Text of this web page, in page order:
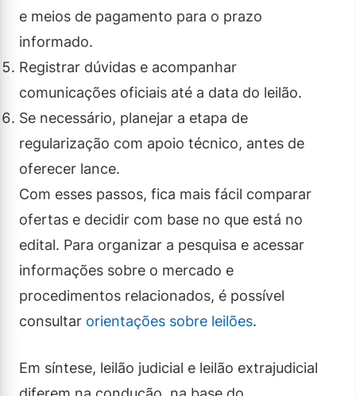
e meios de pagamento para o prazo
informado.
Registrar dúvidas e acompanhar
comunicações oficiais até a data do leilão.
Se necessário, planejar a etapa de
regularização com apoio técnico, antes de
oferecer lance.
Com esses passos, fica mais fácil comparar
ofertas e decidir com base no que está no
edital. Para organizar a pesquisa e acessar
informações sobre o mercado e
procedimentos relacionados, é possível
consultar orientações sobre leilões.
Em síntese, leilão judicial e leilão extrajudicial